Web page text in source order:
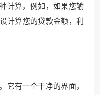
计算，例如，如果您输
计算您的贷款金额，利
它有一个干净的界面，